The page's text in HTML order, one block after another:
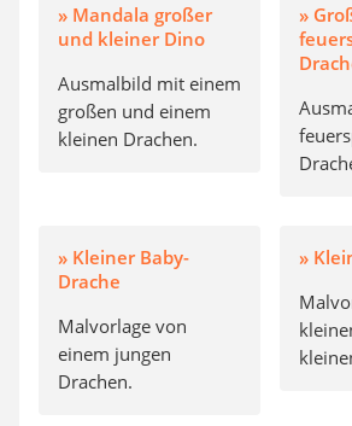
» Mandala großer
und kleiner Dino
Ausmalbild mit einem
großen und einem
kleinen Drachen.
»
» Kleiner Baby-
Drache
Malvorlage von
einem jungen
Drachen.
»